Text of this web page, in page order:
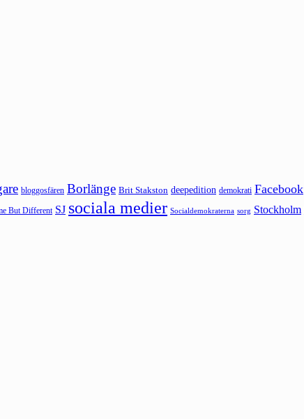
bloggosfären Borlänge Brit Stakston deepedition demokrati Facebook
But Different SJ sociala medier Socialdemokraterna sorg Stockholm